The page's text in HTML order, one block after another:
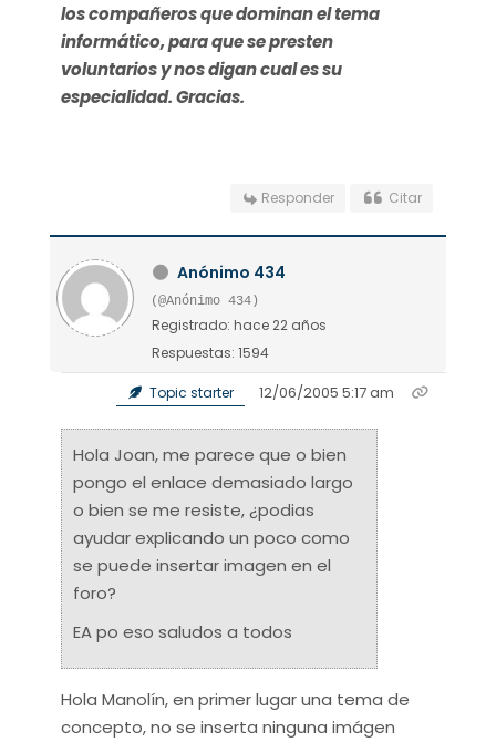
los compañeros que dominan el tema
informático, para que se presten
voluntarios y nos digan cual es su
especialidad. Gracias.
Responder Citar
Anónimo 434
(@Anónimo 434)
Registrado: hace 22 años
Respuestas: 1594
Topic starter 12/06/2005 5:17 am
Hola Joan, me parece que o bien
pongo el enlace demasiado largo
o bien se me resiste, ¿podias
ayudar explicando un poco como
se puede insertar imagen en el
foro?
EA po eso saludos a todos
Hola Manolín, en primer lugar una tema de
concepto, no se inserta ninguna imágen